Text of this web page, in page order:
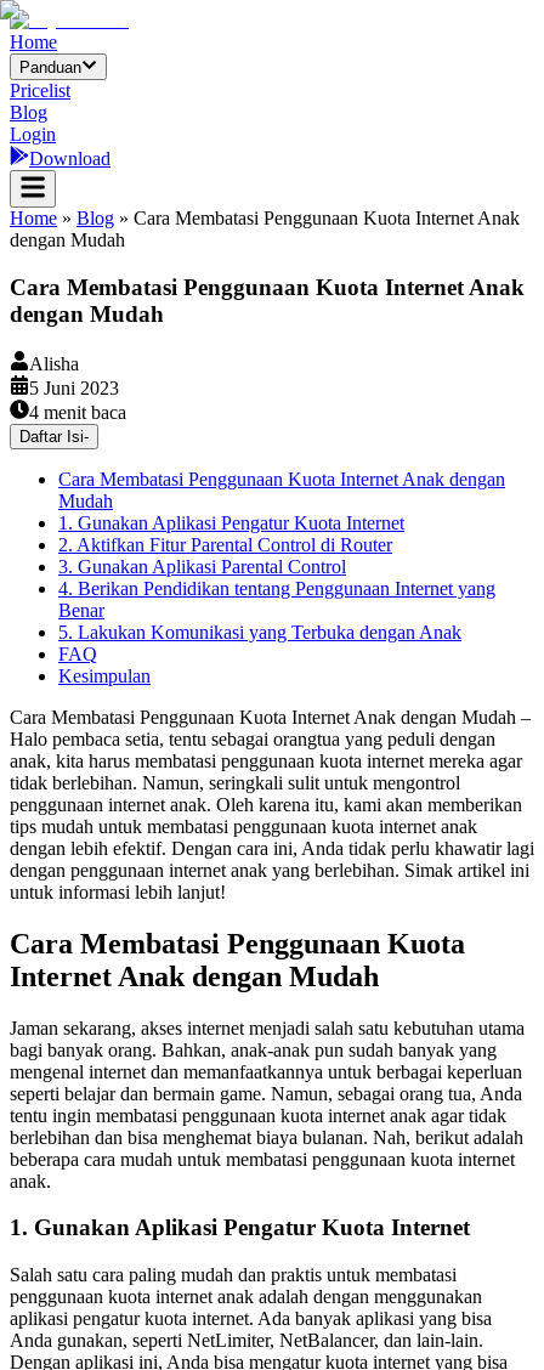
Home
Panduan
Pricelist
Blog
Login
Download
Home » Blog » Cara Membatasi Penggunaan Kuota Internet Anak
dengan Mudah
Cara Membatasi Penggunaan Kuota Internet Anak
dengan Mudah
Alisha
5 Juni 2023
4 menit baca
Daftar Isi-
Cara Membatasi Penggunaan Kuota Internet Anak dengan
Mudah
1. Gunakan Aplikasi Pengatur Kuota Internet
2. Aktifkan Fitur Parental Control di Router
3. Gunakan Aplikasi Parental Control
4. Berikan Pendidikan tentang Penggunaan Internet yang
Benar
5. Lakukan Komunikasi yang Terbuka dengan Anak
FAQ
Kesimpulan
Cara Membatasi Penggunaan Kuota Internet Anak dengan Mudah –
Halo pembaca setia, tentu sebagai orangtua yang peduli dengan
anak, kita harus membatasi penggunaan kuota internet mereka agar
tidak berlebihan. Namun, seringkali sulit untuk mengontrol
penggunaan internet anak. Oleh karena itu, kami akan memberikan
tips mudah untuk membatasi penggunaan kuota internet anak
dengan lebih efektif. Dengan cara ini, Anda tidak perlu khawatir lagi
dengan penggunaan internet anak yang berlebihan. Simak artikel ini
untuk informasi lebih lanjut!
Cara Membatasi Penggunaan Kuota
Internet Anak dengan Mudah
Jaman sekarang, akses internet menjadi salah satu kebutuhan utama
bagi banyak orang. Bahkan, anak-anak pun sudah banyak yang
mengenal internet dan memanfaatkannya untuk berbagai keperluan
seperti belajar dan bermain game. Namun, sebagai orang tua, Anda
tentu ingin membatasi penggunaan kuota internet anak agar tidak
berlebihan dan bisa menghemat biaya bulanan. Nah, berikut adalah
beberapa cara mudah untuk membatasi penggunaan kuota internet
anak.
1. Gunakan Aplikasi Pengatur Kuota Internet
Salah satu cara paling mudah dan praktis untuk membatasi
penggunaan kuota internet anak adalah dengan menggunakan
aplikasi pengatur kuota internet. Ada banyak aplikasi yang bisa
Anda gunakan, seperti NetLimiter, NetBalancer, dan lain-lain.
Dengan aplikasi ini, Anda bisa mengatur kuota internet yang bisa